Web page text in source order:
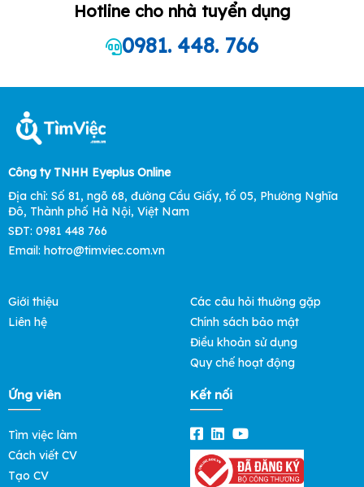
Hotline cho nhà tuyển dụng
0981. 448. 766
Công ty TNHH Eyeplus Online
Địa chỉ: Số 81, ngõ 68, đường Cầu Giấy, tổ 05, Phường Nghĩa
Đô, Thành phố Hà Nội, Việt Nam
SĐT: 0981 448 766
Email: hotro@timviec.com.vn
Giới thiệu
Liên hệ
Các câu hỏi thường gặp
Chính sách bảo mật
Điều khoản sử dụng
Quy chế hoạt động
Ứng viên
Tìm việc làm
Cách viết CV
Tạo CV
Kết nối